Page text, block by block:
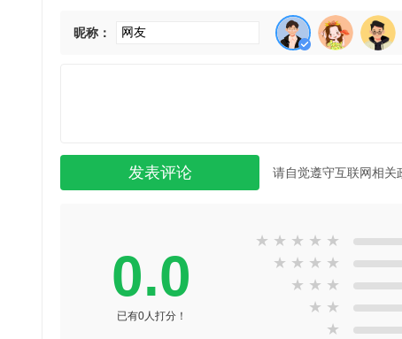
昵称：
请自觉遵守互联网相关
0.0
已有0人打分！
★ ★ ★ ★ ★
★ ★ ★ ★
★ ★ ★
★ ★
★